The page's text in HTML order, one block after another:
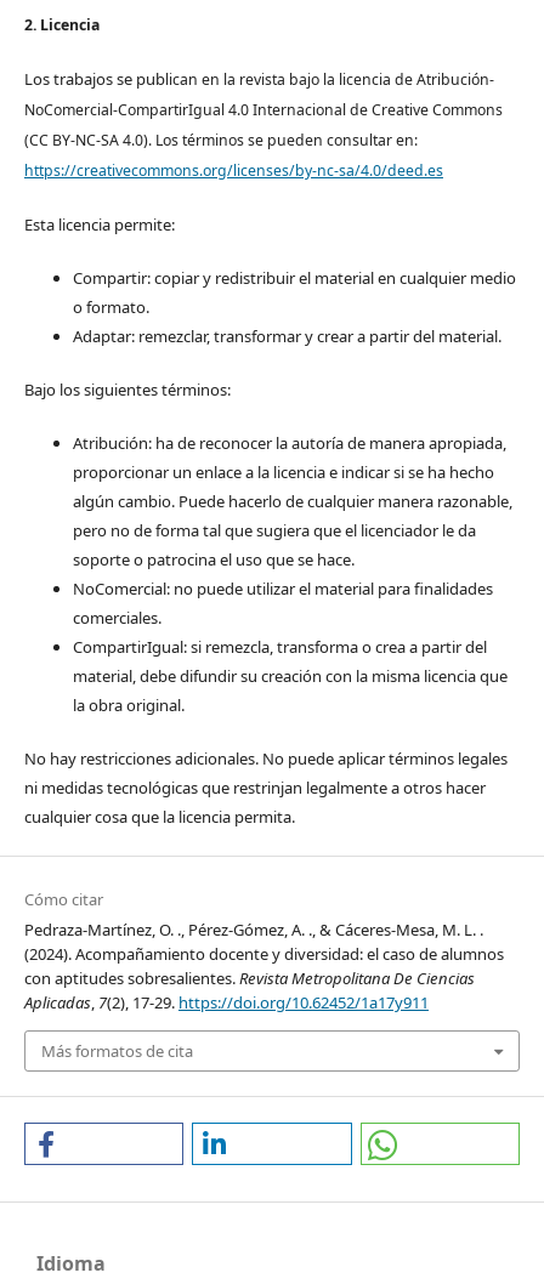
2. Licencia
Los trabajos se publican en la revista bajo la licencia de Atribución-
NoComercial-CompartirIgual 4.0 Internacional de Creative Commons
(CC BY-NC-SA 4.0). Los términos se pueden consultar en:
https://creativecommons.org/licenses/by-nc-sa/4.0/deed.es
Esta licencia permite:
Compartir: copiar y redistribuir el material en cualquier medio
o formato.
Adaptar: remezclar, transformar y crear a partir del material.
Bajo los siguientes términos:
Atribución: ha de reconocer la autoría de manera apropiada,
proporcionar un enlace a la licencia e indicar si se ha hecho
algún cambio. Puede hacerlo de cualquier manera razonable,
pero no de forma tal que sugiera que el licenciador le da
soporte o patrocina el uso que se hace.
NoComercial: no puede utilizar el material para finalidades
comerciales.
CompartirIgual: si remezcla, transforma o crea a partir del
material, debe difundir su creación con la misma licencia que
la obra original.
No hay restricciones adicionales. No puede aplicar términos legales
ni medidas tecnológicas que restrinjan legalmente a otros hacer
cualquier cosa que la licencia permita.
Cómo citar
Pedraza-Martínez, O. ., Pérez-Gómez, A. ., & Cáceres-Mesa, M. L. .
(2024). Acompañamiento docente y diversidad: el caso de alumnos
con aptitudes sobresalientes.Revista Metropolitana De Ciencias
Aplicadas, 7(2), 17-29. https://doi.org/10.62452/1a17y911
Más formatos de cita
Idioma